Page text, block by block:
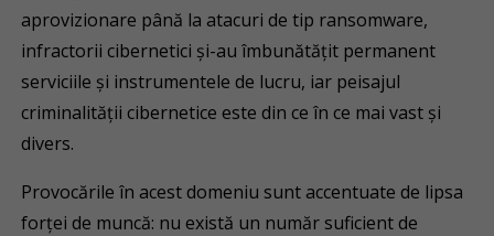
aprovizionare până la atacuri de tip ransomware,
infractorii cibernetici și-au îmbunătățit permanent
serviciile și instrumentele de lucru, iar peisajul
criminalității cibernetice este din ce în ce mai vast și
divers.
Provocările în acest domeniu sunt accentuate de lipsa
forței de muncă: nu există un număr suficient de